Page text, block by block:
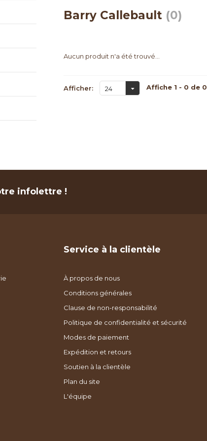
Barry Callebault (0)
Aucun produit n'a été trouvé...
Afficher: 24 Affiche 1 - 0 de 0
infolettre !
Service à la clientèle
À propos de nous
Conditions générales
Clause de non-responsabilité
Politique de confidentialité et sécurité
Modes de paiement
Expédition et retours
Soutien à la clientèle
Plan du site
L'équipe